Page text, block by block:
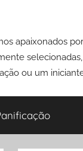
apaixonados
ou um